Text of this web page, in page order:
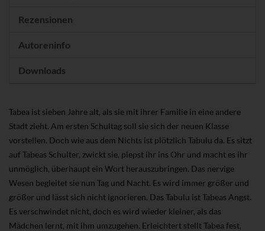
Rezensionen
Autoreninfo
Downloads
Tabea ist sieben Jahre alt, als sie mit ihrer Familie in eine andere
Stadt zieht. Am ersten Schultag soll sie sich der neuen Klasse
vorstellen. Doch wie aus dem Nichts ist plötzlich Tabulu da. Es sitzt
auf Tabeas Schulter, zwickt sie, piepst ihr ins Ohr und macht es ihr
unmöglich, überhaupt ein Wort herauszubringen. Das nervige
Wesen begleitet sie nun Tag und Nacht. Es wird immer größer und
größer und lässt sich nicht ignorieren. Das Tabulu ist Tabeas Angst.
Es verschwindet nicht, doch es wird wieder kleiner, als das
Mädchen lernt, mit ihm umzugehen. Erleichtert stellt Tabea fest,